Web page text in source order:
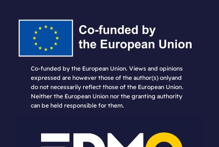
Co-funded by the European Union. Views and opinions
expressed are however those of the author(s) onlyand
do not necessarily reflect those of the European Union.
Neither the European Union nor the granting authority
can be held responsible for them.